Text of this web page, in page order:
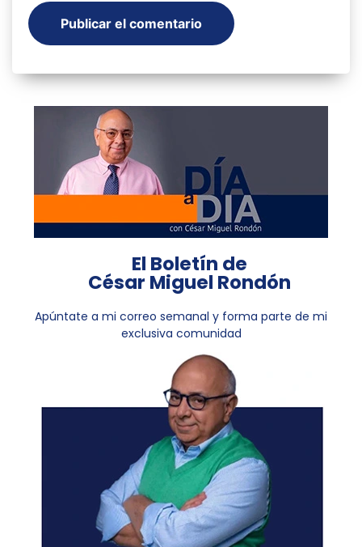
El Boletín de
César Miguel Rondón
Apúntate a mi correo semanal y forma parte de mi
exclusiva comunidad